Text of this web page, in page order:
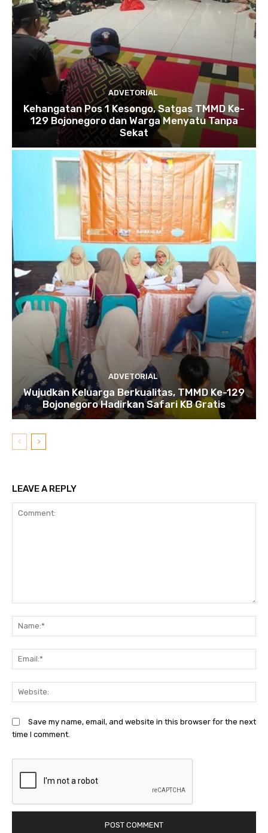
ADVETORIAL
Kehangatan Pos 1 Kesongo, Satgas TMMD Ke-
129 Bojonegoro dan Warga Menyatu Tanpa
Sekat
ADVETORIAL
Wujudkan Keluarga Berkualitas, TMMD Ke-129
Bojonegoro Hadirkan Safari KB Gratis
LEAVE A REPLY
Save my name, email, and website in this browser for the next
time I comment.